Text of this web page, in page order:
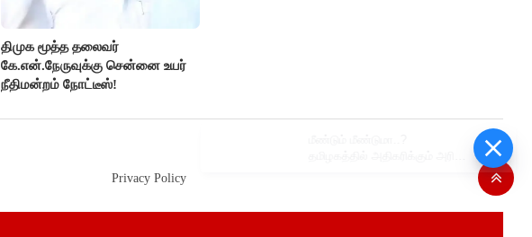
திமுக மூத்த தலைவர்
கே.என்.நேருவுக்கு சென்னை உயர்
நீதிமன்றம் நோட்டீஸ்!
Privacy Policy